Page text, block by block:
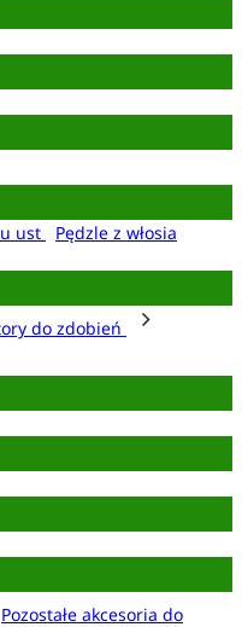
ust
Pędzle z włosia
do zdobień
Pozostałe akcesoria do